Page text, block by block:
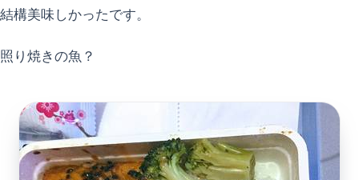
結構美味しかったです。
照り焼きの魚？